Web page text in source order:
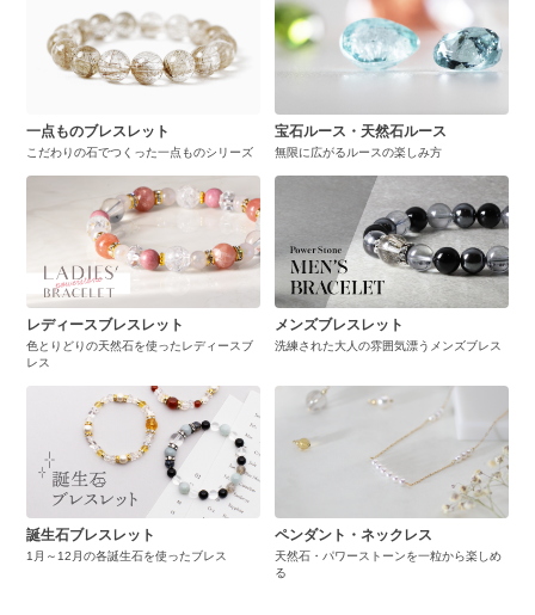
一点ものブレスレット
こだわりの石でつくった一点ものシリーズ
宝石ルース・天然石ルース
無限に広がるルースの楽しみ方
レディースブレスレット
色とりどりの天然石を使ったレディースブ
レス
メンズブレスレット
洗練された大人の雰囲気漂うメンズブレス
誕生石ブレスレット
1月～12月の各誕生石を使ったブレス
ペンダント・ネックレス
天然石・パワーストーンを一粒から楽しめ
る